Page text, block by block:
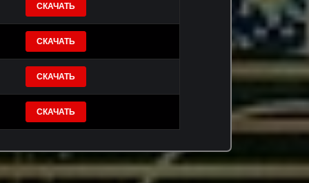
СКАЧАТЬ
СКАЧАТЬ
СКАЧАТЬ
СКАЧАТЬ